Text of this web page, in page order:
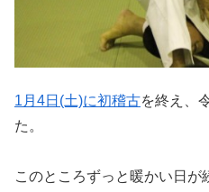
1月4日(土)に初稽古を終え、
た。
このところずっと暖かい日